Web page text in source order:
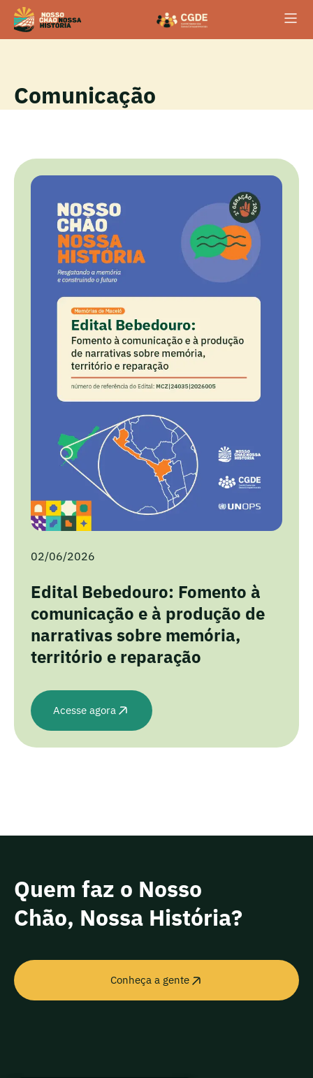
Comunicação
02/06/2026
Edital Bebedouro: Fomento à
comunicação e à produção de
narrativas sobre memória,
território e reparação
Acesse agora
Quem faz o Nosso
Chão, Nossa História?
Conheça a gente